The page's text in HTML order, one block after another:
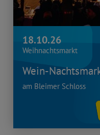
18.10.26
Weihnachtsmarkt
Wein-
am Bleimer Schloss